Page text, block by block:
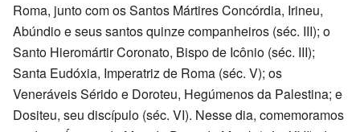
Roma, junto com os Santos Mártires Concórdia, Irineu,
Abúndio e seus santos quinze companheiros (séc. III); o
Santo Hieromártir Coronato, Bispo de Icônio (séc. III);
Santa Eudóxia, Imperatriz de Roma (séc. V); os
Veneráveis Sérido e Doroteu, Hegúmenos da Palestina; e
Dositeu, seu discípulo (séc. VI). Nesse dia, comemoramos